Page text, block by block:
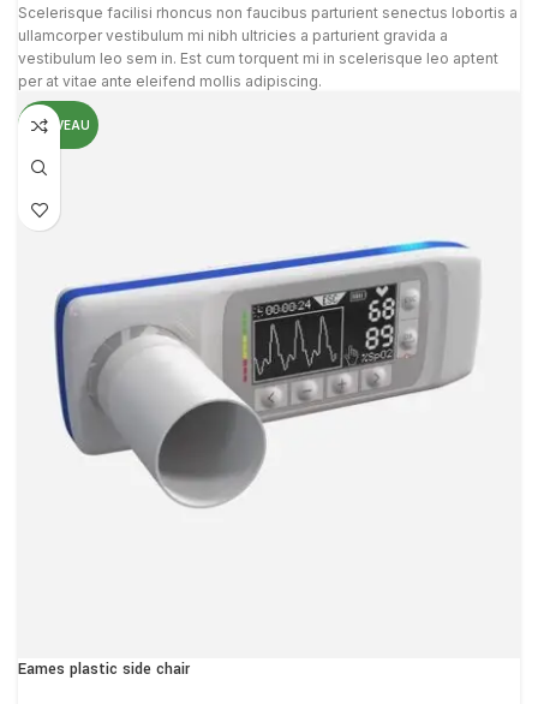
Scelerisque facilisi rhoncus non faucibus parturient senectus lobortis a
ullamcorper vestibulum mi nibh ultricies a parturient gravida a
vestibulum leo sem in. Est cum torquent mi in scelerisque leo aptent
per at vitae ante eleifend mollis adipiscing.
NOUVEAU
Eames plastic side chair